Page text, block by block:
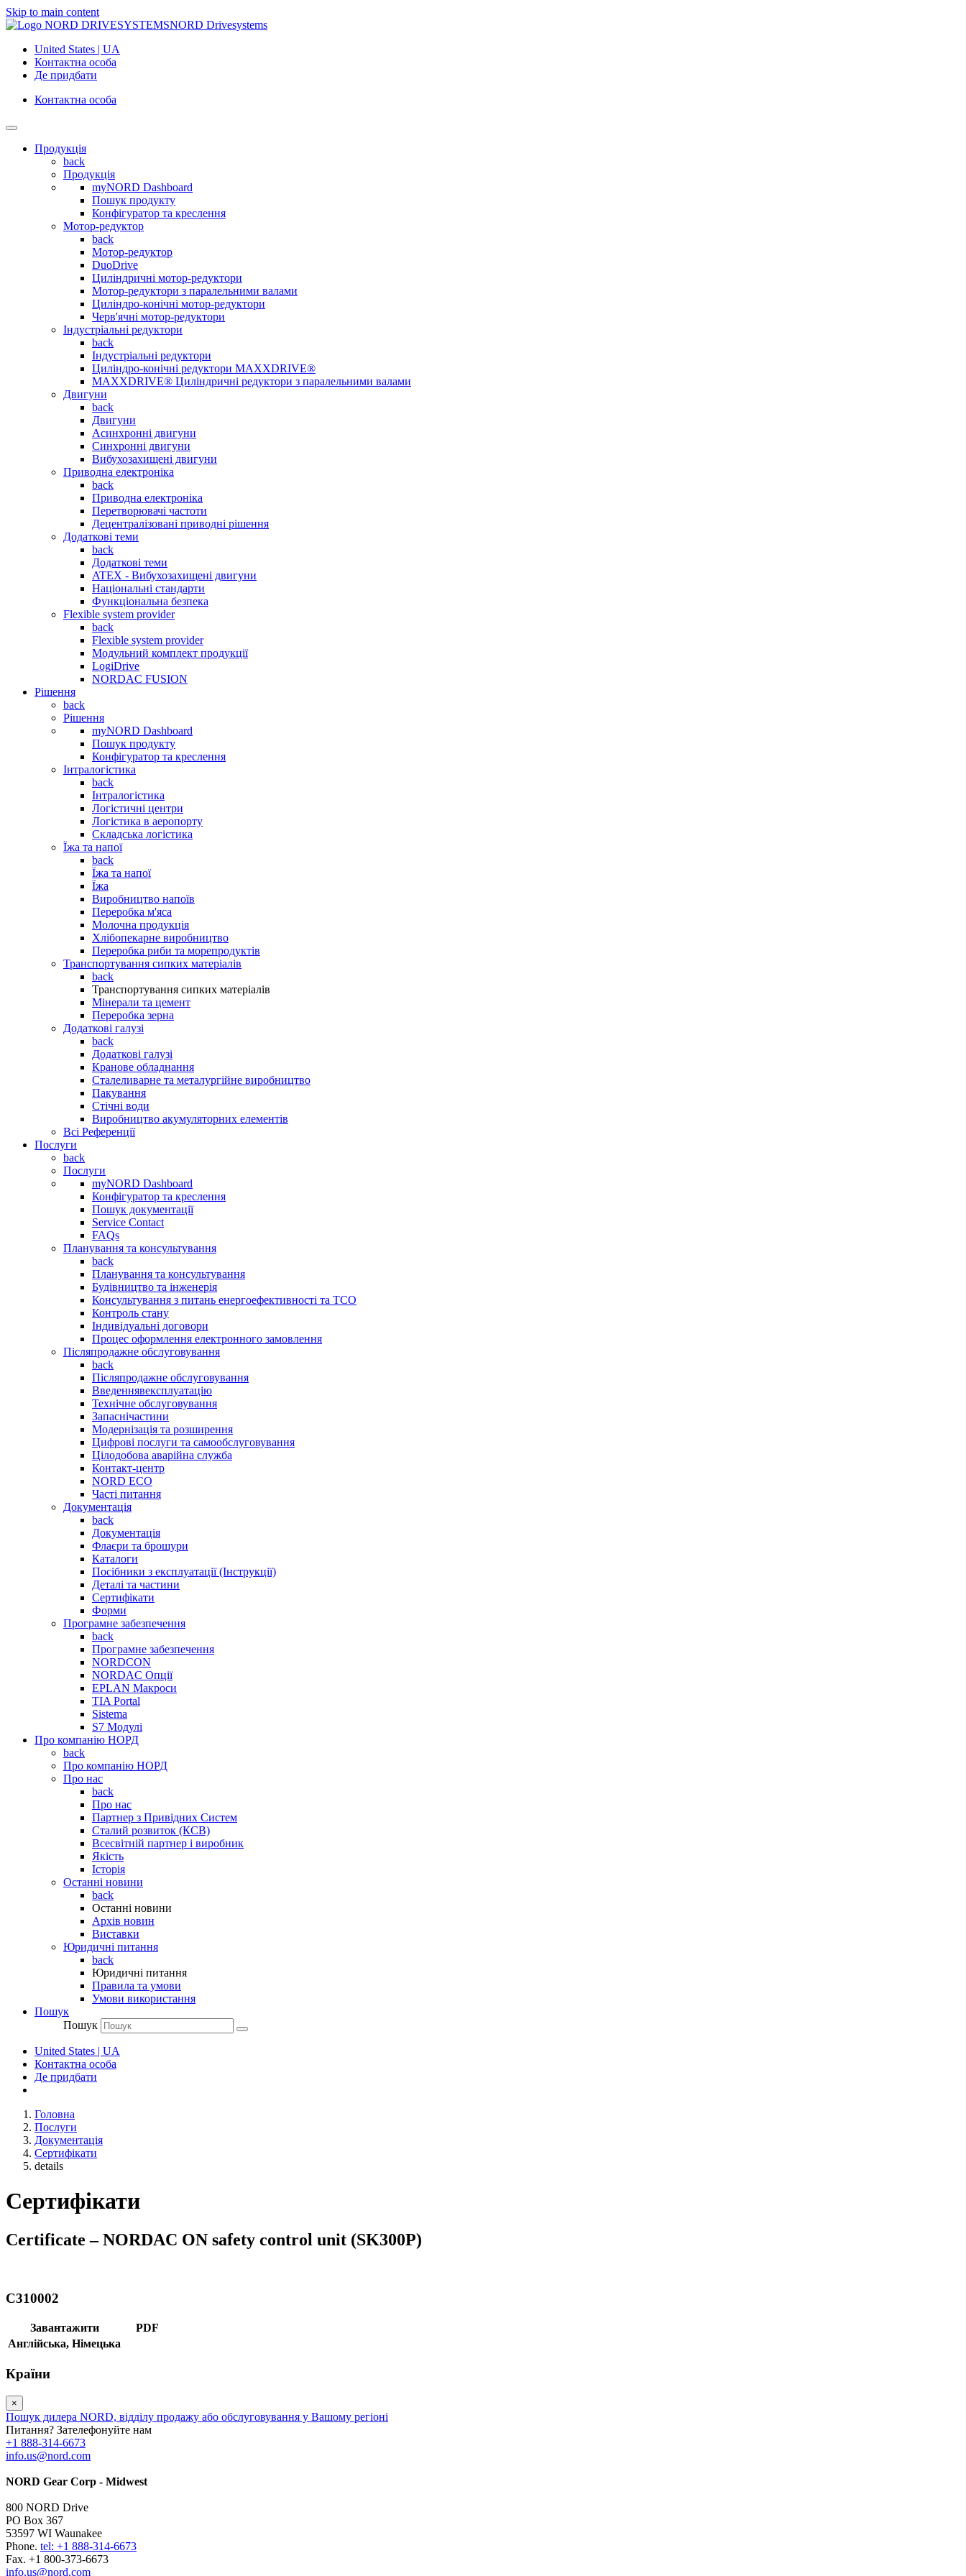
Skip to main content
NORD Drivesystems
United States | UA
Контактна особа
Де придбати
Контактна особа
Продукція
back
Продукція
myNORD Dashboard
Пошук продукту
Конфігуратор та креслення
Мотор-редуктор
back
Мотор-редуктор
DuoDrive
Циліндричні мотор-редуктори
Мотор-редуктори з паралельними валами
Циліндро-конічні мотор-редуктори
Черв'ячні мотор-редуктори
Індустріальні редуктори
back
Індустріальні редуктори
Циліндро-конічні редуктори MAXXDRIVE®
MAXXDRIVE® Циліндричні редуктори з паралельними валами
Двигуни
back
Двигуни
Асинхронні двигуни
Синхронні двигуни
Вибухозахищені двигуни
Приводна електроніка
back
Приводна електроніка
Перетворювачі частоти
Децентралізовані приводні рішення
Додаткові теми
back
Додаткові теми
ATEX - Вибухозахищені двигуни
Національні стандарти
Функціональна безпека
Flexible system provider
back
Flexible system provider
Модульний комплект продукції
LogiDrive
NORDAC FUSION
Рішення
back
Рішення
myNORD Dashboard
Пошук продукту
Конфігуратор та креслення
Інтралогістика
back
Інтралогістика
Логістичні центри
Логістика в аеропорту
Складська логістика
Їжа та напої
back
Їжа та напої
Їжа
Виробництво напоїв
Переробка м'яса
Молочна продукція
Хлібопекарне виробництво
Переробка риби та морепродуктів
Транспортування сипких матеріалів
back
Транспортування сипких матеріалів
Мінерали та цемент
Переробка зерна
Додаткові галузі
back
Додаткові галузі
Кранове обладнання
Сталеливарне та металургійне виробництво
Пакування
Стічні води
Виробництво акумуляторних елементів
Всі Референції
Послуги
back
Послуги
myNORD Dashboard
Конфігуратор та креслення
Пошук документації
Service Contact
FAQs
Планування та консультування
back
Планування та консультування
Будівництво та інженерія
Консультування з питань енергоефективності та TCO
Контроль стану
Індивідуальні договори
Процес оформлення електронного замовлення
Післяпродажне обслуговування
back
Післяпродажне обслуговування
Введеннявексплуатацію
Технічне обслуговування
Запаснічастини
Модернізація та розширення
Цифрові послуги та самообслуговування
Цілодобова аварійна служба
Контакт-центр
NORD ECO
Часті питання
Документація
back
Документація
Флаєри та брошури
Каталоги
Посібники з експлуатації (Інструкції)
Деталі та частини
Сертифікати
Форми
Програмне забезпечення
back
Програмне забезпечення
NORDCON
NORDAC Опції
EPLAN Макроси
TIA Portal
Sistema
S7 Модулі
Про компанію НОРД
back
Про компанію НОРД
Про нас
back
Про нас
Партнер з Привідних Систем
Сталий розвиток (КСВ)
Всесвітній партнер і виробник
Якість
Історія
Останні новини
back
Останні новини
Архів новин
Виставки
Юридичні питання
back
Юридичні питання
Правила та умови
Умови використання
Пошук
Пошук
United States | UA
Контактна особа
Де придбати
Головна
Послуги
Документація
Сертифікати
details
Сертифікати
Certificate – NORDAC ON safety control unit (SK300P)
C310002
Завантажити
PDF
Англійська, Німецька
Країни
×
Пошук дилера NORD, відділу продажу або обслуговування у Вашому регіоні
Питання? Зателефонуйте нам
+1 888-314-6673
info.us@nord.com
NORD Gear Corp - Midwest
800 NORD Drive
PO Box 367
53597 WI Waunakee
Phone. tel: +1 888-314-6673
Fax. +1 800-373-6673
info.us@nord.com